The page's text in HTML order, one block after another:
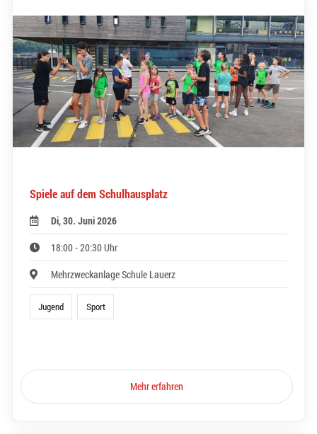
Spiele auf dem Schulhausplatz
Di, 30. Juni 2026
18:00 - 20:30 Uhr
Mehrzweckanlage Schule Lauerz
Jugend Sport
Mehr erfahren